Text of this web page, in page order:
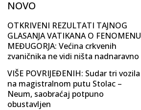
NOVO
OTKRIVENI REZULTATI TAJNOG
GLASANJA VATIKANA O FENOMENU
MEĐUGORJA: Većina crkvenih
zvaničnika ne vidi ništa nadnaravno
VIŠE POVRIJEĐENIH: Sudar tri vozila
na magistralnom putu Stolac –
Neum, saobraćaj potpuno
obustavljen